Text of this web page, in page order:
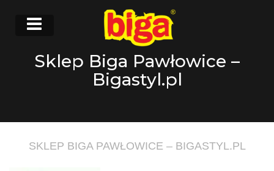
Sklep Biga Pawłowice –
Bigastyl.pl
SKLEP BIGA PAWŁOWICE – BIGASTYL.PL